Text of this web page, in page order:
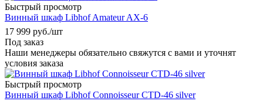
Быстрый просмотр
Винный шкаф Libhof Amateur AX-6
17 999 руб./шт
Под заказ
Наши менеджеры обязательно свяжутся с вами и уточнят
условия заказа
Быстрый просмотр
Винный шкаф Libhof Connoisseur CTD-46 silver